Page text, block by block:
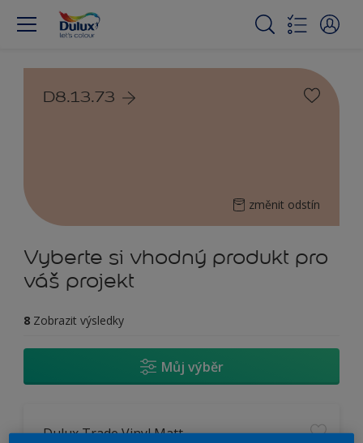
D8.13.73
změnit odstín
Vyberte si vhodný produkt pro
váš projekt
8 Zobrazit výsledky
Můj výběr
Dulux Trade Vinyl Matt